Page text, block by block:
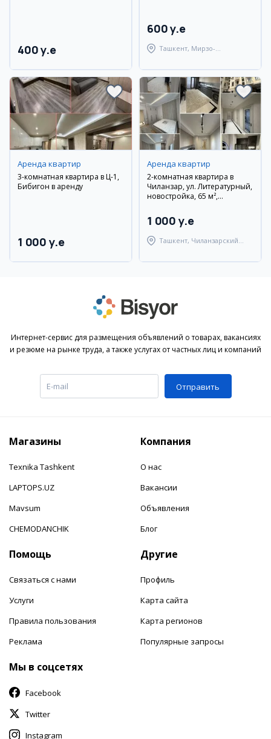
400 y.e
600 y.e
Ташкент, Мирзо-
Аренда квартир
3-комнатная квартира в Ц-1,
Бибигон в аренду
1 000 y.e
Аренда квартир
2-комнатная квартира в
Чиланзар, ул. Литературный,
новостройка, 65 м²,
1 000 y.e
Ташкент, Чиланзарский
Интернет-сервис для размещения объявлений о товарах, вакансиях
и резюме на рынке труда, а также услугах от частных лиц и компаний
Отправить
Магазины
Texnika Tashkent
LAPTOPS.UZ
Mavsum
CHEMODANCHIK
Компания
О нас
Вакансии
Объявления
Блог
Помощь
Связаться с нами
Услуги
Правила пользования
Реклама
Другие
Профиль
Карта сайта
Карта регионов
Популярные запросы
Мы в соцсетях
Facebook
Twitter
Instagram